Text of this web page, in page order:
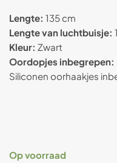
Lengte: 135 cm
Lengte van luchtbuisje:
Kleur: Zwart
Oordopjes inbegrepen:
Siliconen oorhaakjes
Op voorraad